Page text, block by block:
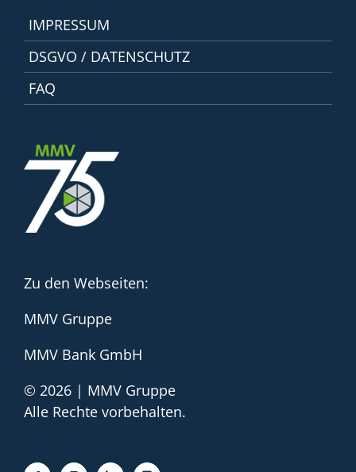
IMPRESSUM
DSGVO / DATENSCHUTZ
FAQ
Zu den Webseiten:
MMV Gruppe
MMV Bank GmbH
© 2026 | MMV Gruppe
Alle Rechte vorbehalten.